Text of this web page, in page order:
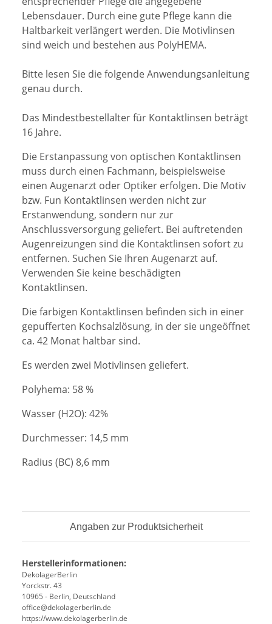
Lebensdauer. Durch eine gute Pflege kann die
Haltbarkeit verlängert werden. Die Motivlinsen
sind weich und bestehen aus PolyHEMA.
Bitte lesen Sie die folgende Anwendungsanleitung
genau durch.
Das Mindestbestellalter für Kontaktlinsen beträgt
16 Jahre.
Die Erstanpassung von optischen Kontaktlinsen
muss durch einen Fachmann, beispielsweise
einen Augenarzt oder Optiker erfolgen. Die Motiv
bzw. Fun Kontaktlinsen werden nicht zur
Erstanwendung, sondern nur zur
Anschlussversorgung geliefert. Bei auftretenden
Augenreizungen sind die Kontaktlinsen sofort zu
entfernen. Suchen Sie Ihren Augenarzt auf.
Verwenden Sie keine beschädigten
Kontaktlinsen.
Die farbigen Kontaktlinsen befinden sich in einer
gepufferten Kochsalzlösung, in der sie ungeöffnet
ca. 42 Monat haltbar sind.
Es werden zwei Motivlinsen geliefert.
Polyhema: 58 %
Wasser (H2O): 42%
Durchmesser: 14,5 mm
Radius (BC) 8,6 mm
Angaben zur Produktsicherheit
Herstellerinformationen:
DekolagerBerlin
Yorckstr. 43
10965 - Berlin, Deutschland
office@dekolagerberlin.de
https://www.dekolagerberlin.de